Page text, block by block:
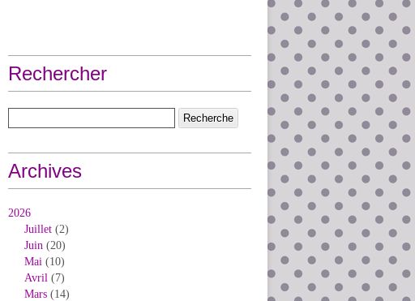
Rechercher
Archives
2026
Juillet (2)
Juin (20)
Mai (10)
Avril (7)
Mars (14)